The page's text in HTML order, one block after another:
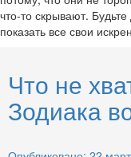
что-то скрывают.
показать все свои
Что не
Зодиака